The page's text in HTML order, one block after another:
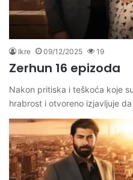
Ikre 09/12/2025 19
Zerhun 16 epizoda
Nakon pritiska i teškoća koje
hrabrost i otvoreno izjavljuje